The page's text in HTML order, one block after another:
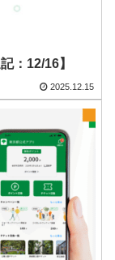
：12/16】
2025.12.15